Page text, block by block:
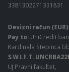
3381302271331831
Devizni račun (EUR):
Pay to: UniCredit
Kardinala Stepinca
S.W.I.F.T.
UJ Pravni fakultet,